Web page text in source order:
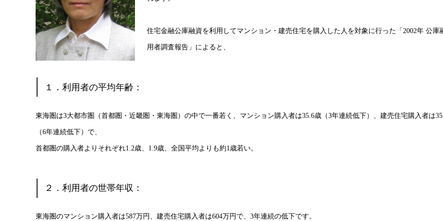
住宅金融公庫融資を利用してマンション・建売住宅を購入した人を対象に行った「2002年 公庫
用者調査報告」によると、
１．利用者の平均年齢：
東海圏は3大都市圏（首都圏・近畿圏・東海圏）の中で一番若く、マンション購入者は35.6歳（3年連続低下）、建売住宅購入者は
（6年連続低下）で、
首都圏の購入者よりそれぞれ1.2歳、1.9歳、全国平均よりも約1歳若い。
２．利用者の世帯年収：
東海圏のマンション購入者は587万円、建売住宅購入者は604万円で、3年連続の低下です。